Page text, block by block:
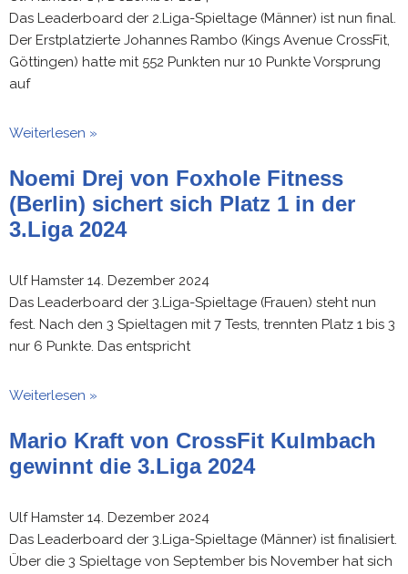
Das Leaderboard der 2.Liga-Spieltage (Männer) ist nun final.
Der Erstplatzierte Johannes Rambo (Kings Avenue CrossFit,
Göttingen) hatte mit 552 Punkten nur 10 Punkte Vorsprung
auf
Weiterlesen »
Noemi Drej von Foxhole Fitness
(Berlin) sichert sich Platz 1 in der
3.Liga 2024
Ulf Hamster 14. Dezember 2024
Das Leaderboard der 3.Liga-Spieltage (Frauen) steht nun
fest. Nach den 3 Spieltagen mit 7 Tests, trennten Platz 1 bis 3
nur 6 Punkte. Das entspricht
Weiterlesen »
Mario Kraft von CrossFit Kulmbach
gewinnt die 3.Liga 2024
Ulf Hamster 14. Dezember 2024
Das Leaderboard der 3.Liga-Spieltage (Männer) ist finalisiert.
Über die 3 Spieltage von September bis November hat sich